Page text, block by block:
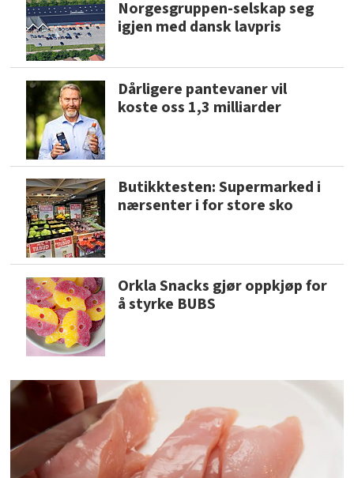
Norgesgruppen-selskap seg
igjen med dansk lavpris
Dårligere pantevaner vil
koste oss 1,3 milliarder
Butikktesten: Supermarked i
nærsenter i for store sko
Orkla Snacks gjør oppkjøp for
å styrke BUBS